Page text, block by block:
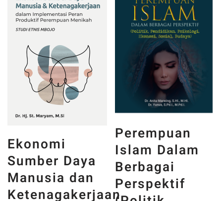
Ekonomi
Sumber Daya
Manusia dan
Ketenagakerjaan
Perempuan
Islam Dalam
Berbagai
Perspektif